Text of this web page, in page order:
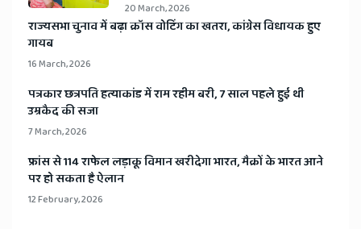
20 March, 2026
​राज्यसभा चुनाव में बढ़ा क्रॉस वोटिंग का खतरा, कांग्रेस विधायक हुए
गायब
16 March, 2026
​पत्रकार छत्रपति हत्याकांड में राम रहीम बरी, 7 साल पहले हुई थी
उम्रकैद की सजा
7 March, 2026
​फ्रांस से 114 राफेल लड़ाकू विमान खरीदेगा भारत, मैक्रों के भारत आने
पर हो सकता है ऐलान
12 February, 2026